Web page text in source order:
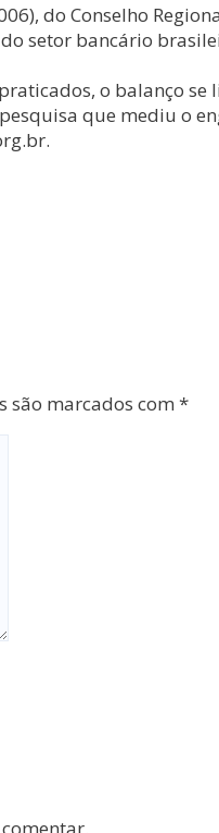
do Conselho
setor bancário
o balanço
que mediu o
são marcados com *